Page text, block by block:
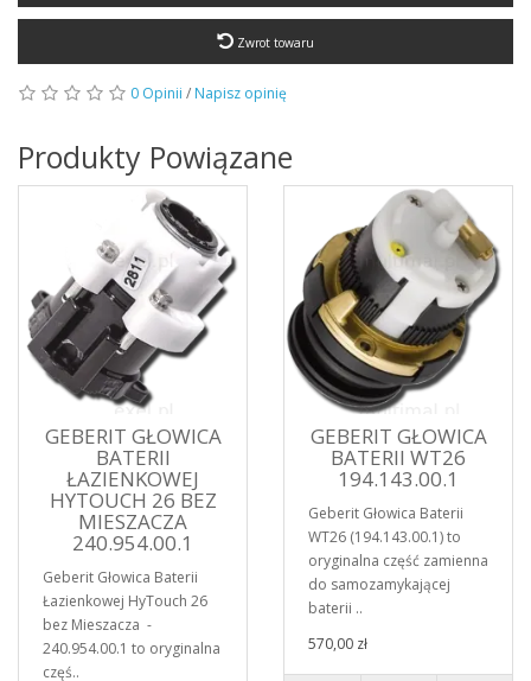
Zwrot towaru
0 Opinii / Napisz opinię
Produkty Powiązane
GEBERIT GŁOWICA
BATERII
ŁAZIENKOWEJ
HYTOUCH 26 BEZ
MIESZACZA
240.954.00.1
Geberit Głowica Baterii
Łazienkowej HyTouch 26
bez Mieszacza -
240.954.00.1 to oryginalna
częś..
GEBERIT GŁOWICA
BATERII WT26
194.143.00.1
Geberit Głowica Baterii
WT26 (194.143.00.1) to
oryginalna część zamienna
do samozamykającej
baterii ..
570,00 zł